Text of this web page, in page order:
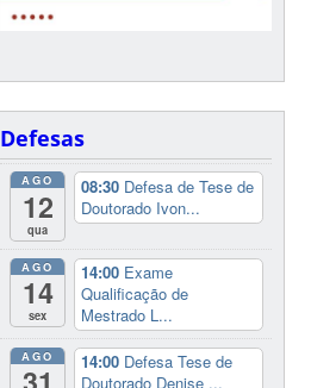
Defesas
AGO
12
qua
08:30 Defesa de Tese de
Doutorado Ivon...
AGO
14
sex
14:00 Exame
Qualificação de
Mestrado L...
AGO 14:00 Defesa Tese de
Doutorado Denise ...